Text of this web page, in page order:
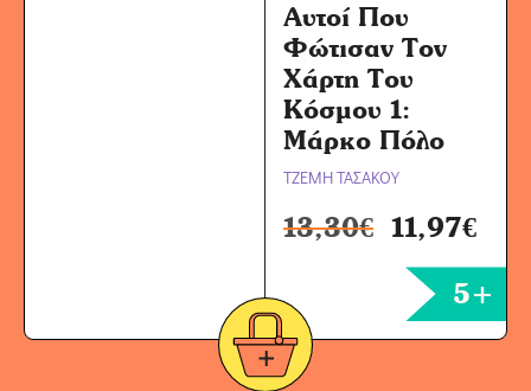
Αυτοί Που
Φώτισαν Τον
Χάρτη Του
Κόσμου 1:
Μάρκο Πόλο
ΤΖΕΜΗ ΤΑΣΑΚΟΥ
13,30€ 11,97€
5+